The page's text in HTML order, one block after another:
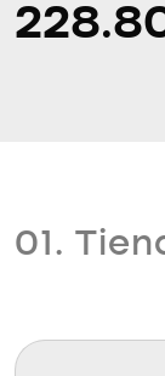
01.